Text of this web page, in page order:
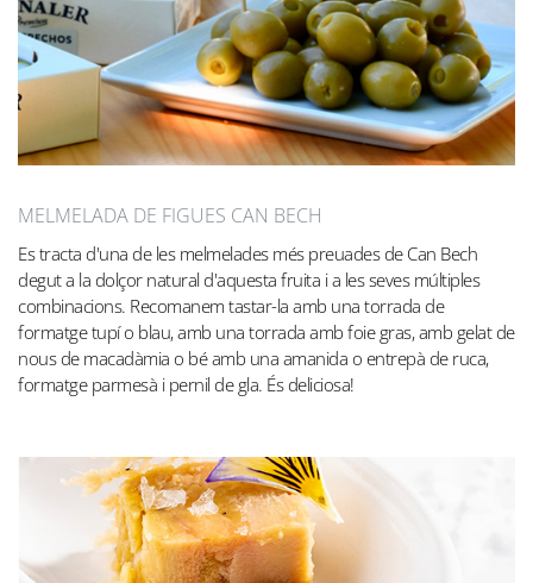
MELMELADA DE FIGUES CAN BECH
Es tracta d'una de les melmelades més preuades de Can Bech
degut a la dolçor natural d'aquesta fruita i a les seves múltiples
combinacions. Recomanem tastar-la amb una torrada de
formatge tupí o blau, amb una torrada amb foie gras, amb gelat de
nous de macadàmia o bé amb una amanida o entrepà de ruca,
formatge parmesà i pernil de gla. És deliciosa!